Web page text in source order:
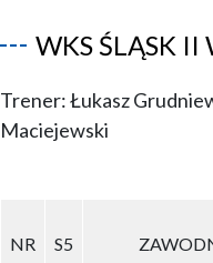
WKS ŚLĄSK II
Trener: Łukasz
Maciejewski
NR S5
NR S5